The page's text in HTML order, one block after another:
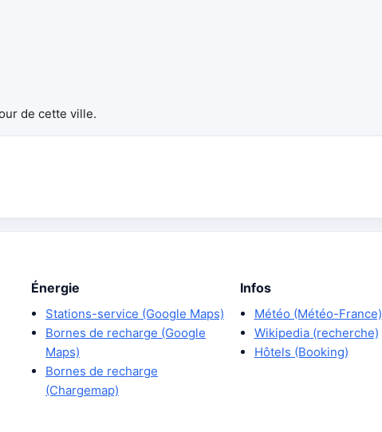
de cette ville.
Énergie
Stations-service (Google Maps)
Bornes de recharge (Google
Maps)
Bornes de recharge
(Chargemap)
Infos
Météo (Météo-France)
Wikipedia (recherche)
Hôtels (Booking)